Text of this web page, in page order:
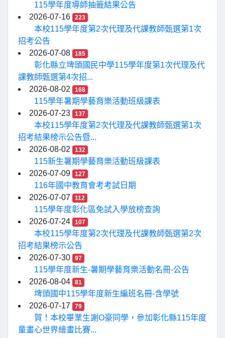
115學年度導師抽籤結果公告
2026-07-16
223
本校115學年度第2次代理及代課教師甄選第1次
招考公告
2026-07-08
185
彰化縣立埤頭國民中學115學年度第1次代理及代
課教師甄選第4次招...
2026-08-02
168
115學年暑期學藝育樂活動班級課表
2026-07-23
137
本校115學年度第2次代理及代課教師甄選第1次
招考結果榜示公告暨...
2026-08-02
132
115新生暑期學藝育樂活動班級課表
2026-07-09
127
116年國中教育會考考試日期
2026-07-07
112
115學年度彰化區免試入學放榜查詢
2026-07-24
107
本校115學年度第2次代理及代課教師甄選第2次
招考結果榜示公告
2026-07-30
97
115學年度新生-暑期學藝育樂活動名冊-公告
2026-08-04
81
埤頭國中115學年度新生編班名冊-含學號
2026-07-17
79
賀！本校畢業生謝O豪同學，參加彰化縣115年度
童畫心世界繪畫比賽...